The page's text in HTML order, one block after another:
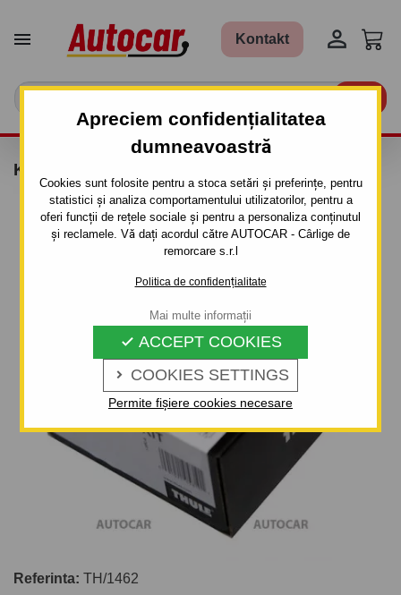
Apreciem confidențialitatea
dumneavoastră
Cookies sunt folosite pentru a stoca setări și preferințe, pentru
statistici și analiza comportamentului utilizatorilor, pentru a
oferi funcții de rețele sociale și pentru a personaliza conținutul
și reclamele. Vă dați acordul către AUTOCAR - Cârlige de
remorcare s.r.l
Politica de confidențialitate
 COOKIES SETTINGS
 ACCEPT COOKIES
Permite fișiere cookies necesare
Mai multe informații
 Kontakt 
KIT THULE - 1462
Referinta: TH/1462